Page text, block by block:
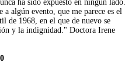
ha sido expuesto en ningún lado.
a algún evento, que me parece es el
de 1968, en el que de nuevo se
y la indignidad." Doctora Irene